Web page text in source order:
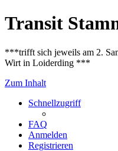
Transit
***trifft sich jeweils am 2.
Wirt in Loiderding ***
Zum Inhalt
Schnellzugriff
FAQ
Anmelden
Registrieren